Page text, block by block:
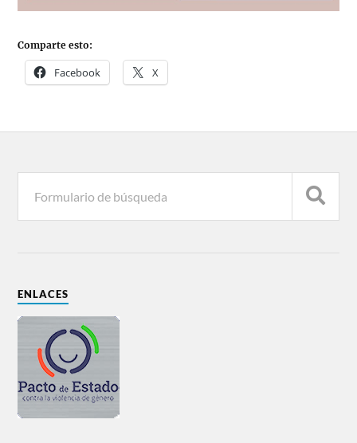
Comparte esto:
Facebook X
ENLACES